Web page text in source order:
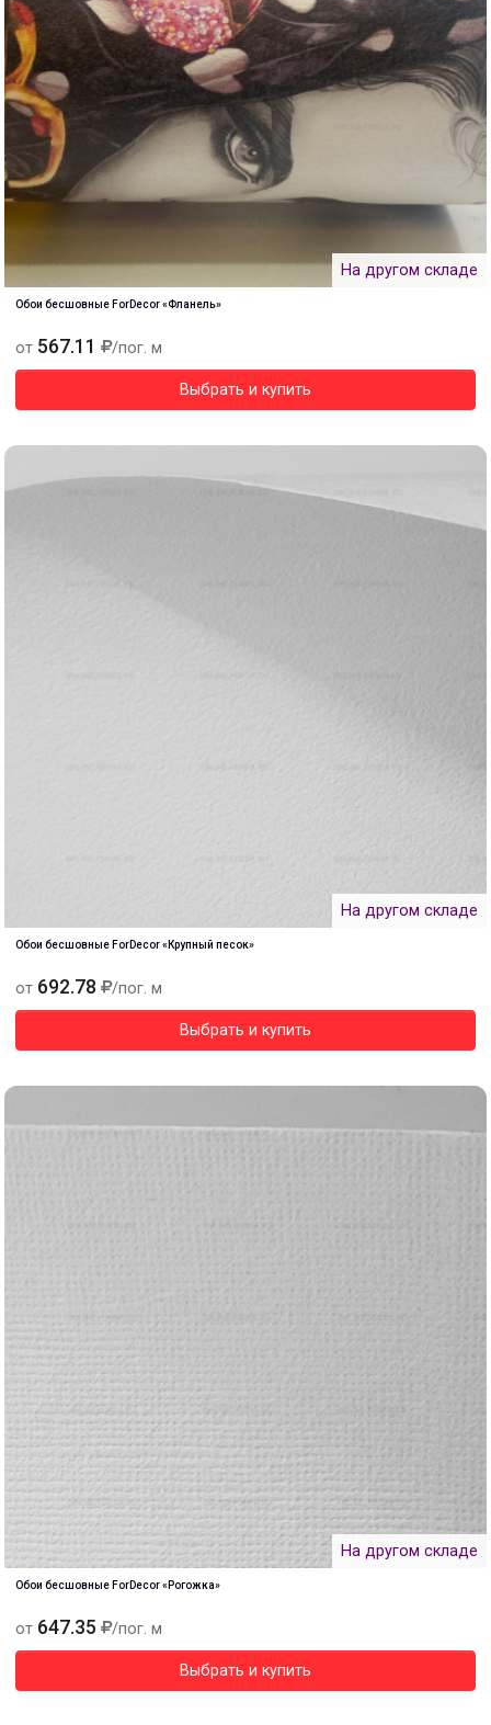
На другом складе
Обои бесшовные ForDecor «Фланель»
от 567.11 /пог. м
Выбрать и купить
На другом складе
Обои бесшовные ForDecor «Крупный песок»
от 692.78 /пог. м
Выбрать и купить
На другом складе
Обои бесшовные ForDecor «Рогожка»
от 647.35 /пог. м
Выбрать и купить